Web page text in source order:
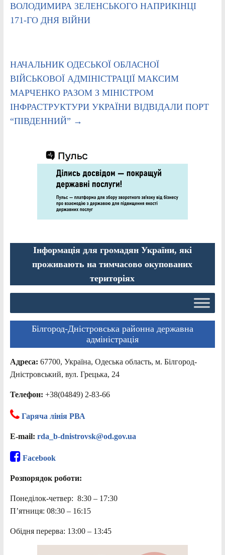
ВОЛОДИМИРА ЗЕЛЕНСЬКОГО НАПРИКІНЦІ
171-ГО ДНЯ ВІЙНИ
НАЧАЛЬНИК ОДЕСЬКОЇ ОБЛАСНОЇ
ВІЙСЬКОВОЇ АДМІНІСТРАЦІЇ МАКСИМ
МАРЧЕНКО РАЗОМ З МІНІСТРОМ
ІНФРАСТРУКТУРИ УКРАЇНИ ВІДВІДАЛИ ПОРТ
“ПІВДЕННИЙ” →
Інформація для громадян України, які
проживають на тимчасово окупованих
територіях
Білгород-Дністровська районна державна
адміністрація
Адреса: 67700, Україна, Одеська область, м. Білгород-
Дністровський, вул. Грецька, 24
Телефон: +38(04849) 2-83-66
Гаряча лінія РВА
E-mail: rda_b-dnistrovsk@od.gov.ua
Facebook
Розпорядок роботи:
Понеділок-четвер: 8:30 – 17:30
П’ятниця: 08:30 – 16:15
Обідня перерва: 13:00 – 13:45